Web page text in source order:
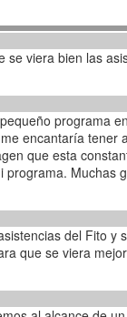
se viera bien las
programa
encantaría tener
que esta
programa. Muchas
del Fito y
que se viera